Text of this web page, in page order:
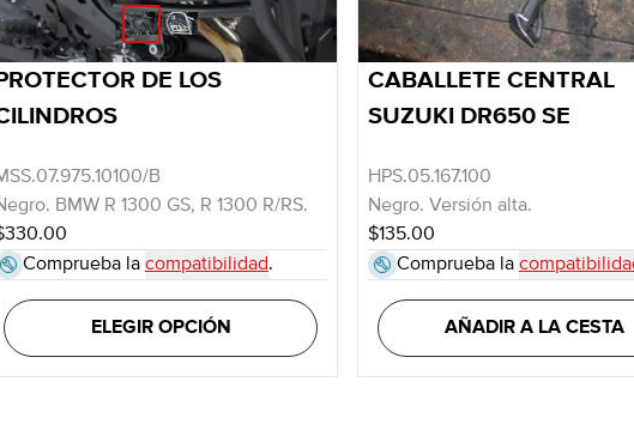
DE LOS
B
BMW R 1300 GS, R 1300 R/RS.
Comprueba la compatibilidad.
ELEGIR OPCIÓN
CABALLETE CENTRAL
SUZUKI DR650 SE
HPS.05.167.100
Negro. Versión alta.
$135.00
Comprueba la
AÑADIR A LA CESTA